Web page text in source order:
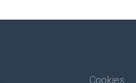
Cookies